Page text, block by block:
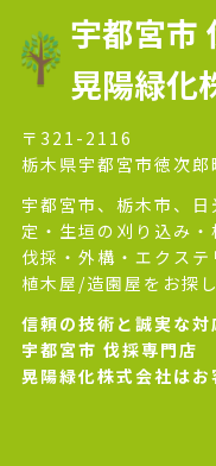
宇都宮市
晃陽緑化
〒321-2116
栃木県宇都宮市徳次
宇都宮市、栃木市、
定・生垣の刈り込み
伐採・外構・エクス
植木屋/造園屋をお探
信頼の技術と誠実な対
宇都宮市 伐採専門店
晃陽緑化株式会社はお